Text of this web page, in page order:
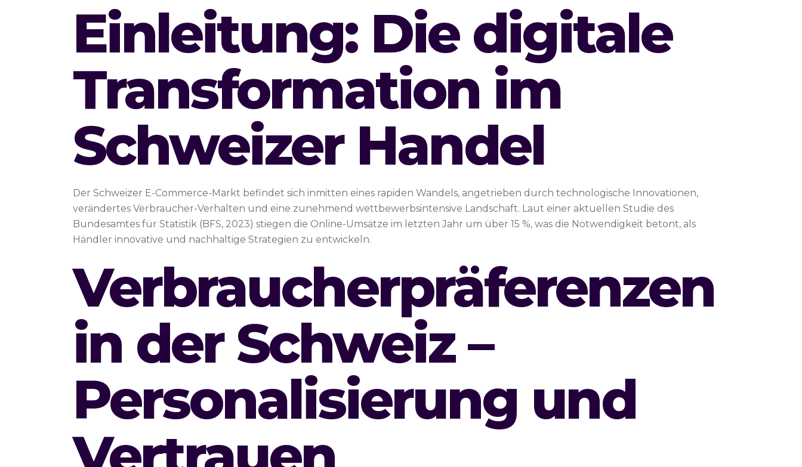
Einleitung: Die digitale
Transformation im
Schweizer Handel
Der Schweizer E-Commerce-Markt befindet sich inmitten eines rapiden Wandels, angetrieben durch technologische Innovationen,
verändertes Verbraucher-Verhalten und eine zunehmend wettbewerbsintensive Landschaft. Laut einer aktuellen Studie des
Bundesamtes für Statistik (BFS, 2023) stiegen die Online-Umsätze im letzten Jahr um über 15 %, was die Notwendigkeit betont, als
Händler innovative und nachhaltige Strategien zu entwickeln.
Verbraucherpräferenzen
in der Schweiz –
Personalisierung und